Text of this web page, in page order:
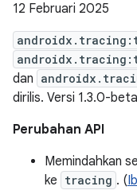
12 Februari 2025
dan
dirilis. Versi 1.3.0-
Perubahan API
Memindahkan
ke tracing . (